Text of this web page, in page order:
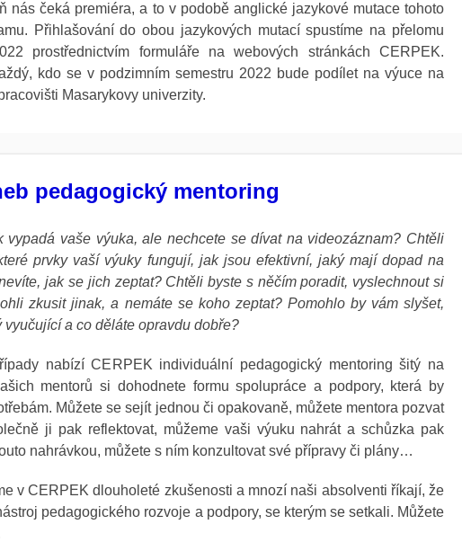
nás čeká premiéra, a to v podobě anglické jazykové mutace tohoto
Přihlašování do obou jazykových mutací spustíme na přelomu
prostřednictvím formuláře na webových stránkách CERPEK.
kdo se v podzimním semestru 2022 bude podílet na výuce na
Masarykovy univerzity.
pedagogický mentoring
vypadá vaše výuka, ale nechcete se dívat na videozáznam? Chtěli
prvky vaší výuky fungují, jak jsou efektivní, jaký mají dopad na
jak se jich zeptat? Chtěli byste s něčím poradit, vyslechnout si
zkusit jinak, a nemáte se koho zeptat? Pomohlo by vám slyšet,
vyučující a co děláte opravdu dobře?
nabízí CERPEK individuální pedagogický mentoring šitý na
mentorů si dohodnete formu spolupráce a podpory, která by
Můžete se sejít jednou či opakovaně, můžete mentora pozvat
ji pak reflektovat, můžeme vaši výuku nahrát a schůzka pak
nahrávkou, můžete s ním konzultovat své přípravy či plány…
v CERPEK dlouholeté zkušenosti a mnozí naši absolventi říkají, že
pedagogického rozvoje a podpory, se kterým se setkali. Můžete